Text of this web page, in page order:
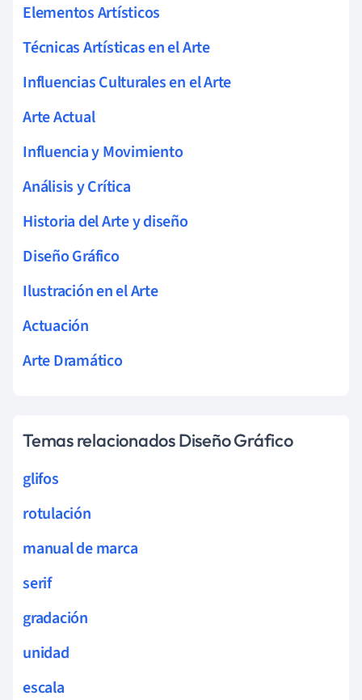
Elementos Artísticos
Técnicas Artísticas en el Arte
Influencias Culturales en el Arte
Arte Actual
Influencia y Movimiento
Análisis y Crítica
Historia del Arte y diseño
Diseño Gráfico
Ilustración en el Arte
Actuación
Arte Dramático
Temas relacionados Diseño Gráfico
glifos
rotulación
manual de marca
serif
gradación
unidad
escala